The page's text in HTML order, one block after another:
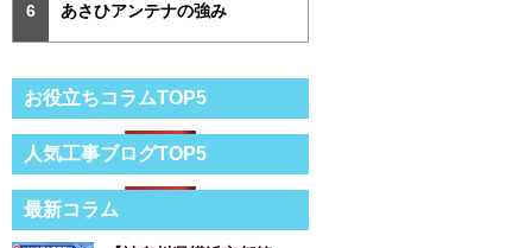
あさひアンテナの強み
お役立ちコラムTOP5
人気工事ブログTOP5
最新コラム